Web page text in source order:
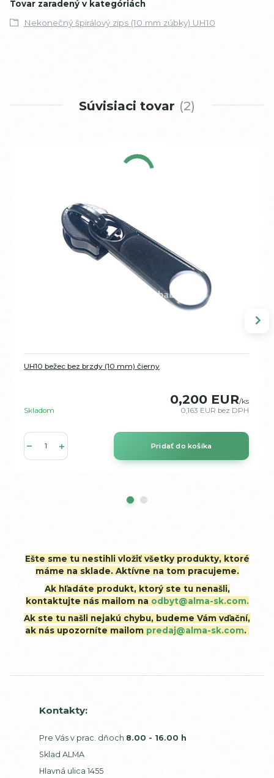
Tovar zaradený v kategóriách
Nekonečný špirálový zips (10 mm zúbky) UH10
Súvisiaci tovar 2
UH10 bežec bez brzdy (10 mm) čierny
0,200 EUR/ks
0,163 EUR bez DPH
Skladom
Pridať do košíka
Ešte sme tu nestihli vložiť všetky produkty, ktoré
máme na sklade. Aktívne na tom pracujeme.
Ak hľadáte produkt, ktorý ste tu nenašli,
kontaktujte nás mailom na odbyt@alma-sk.com.
Ak ste tu našli nejakú chybu, budeme Vám vďační,
ak nás upozorníte mailom predaj@alma-sk.com.
Kontakty:
Pre Vás v prac. dňoch 8.00 - 16.00 h
Sklad ALMA
Hlavná ulica 1455